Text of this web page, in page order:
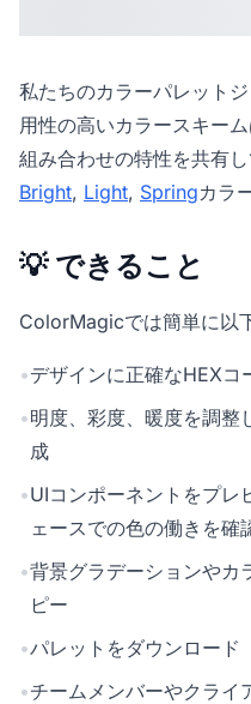
私たちのカラーパレット
用性の高いカラースキー
組み合わせの特性を共有
Bright, Light, Springカラ
💡 できること
ColorMagicでは簡単に以
•デザインに正確なHEXコ
•明度、彩度、暖度を調整
成
•UIコンポーネントをプレ
ェースでの色の働きを確
•背景グラデーションやカ
ピー
•パレットをダウンロード
•チームメンバーやクライ